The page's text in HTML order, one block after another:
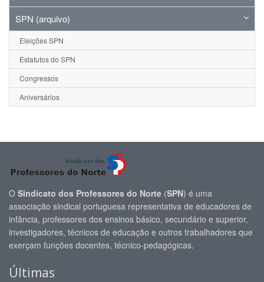
SPN (arquivo)
Eleições SPN
Estatutos do SPN
Congressos
Aniversários
O Sindicato dos Professores do Norte (SPN) é uma
associação sindical portuguesa representativa de educadores de
infância, professores dos ensinos básico, secundário e superior,
investigadores, técnicos de educação e outros trabalhadores que
exerçam funções docentes, técnico-pedagógicas.
Últimas